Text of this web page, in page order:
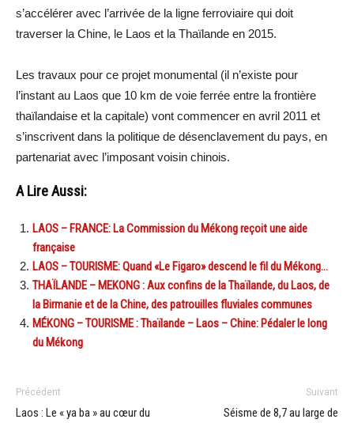
s’accélérer avec l’arrivée de la ligne ferroviaire qui doit
traverser la Chine, le Laos et la Thaïlande en 2015.
Les travaux pour ce projet monumental (il n’existe pour
l’instant au Laos que 10 km de voie ferrée entre la frontière
thaïlandaise et la capitale) vont commencer en avril 2011 et
s’inscrivent dans la politique de désenclavement du pays, en
partenariat avec l’imposant voisin chinois.
A Lire Aussi:
LAOS – FRANCE: La Commission du Mékong reçoit une aide
française
LAOS – TOURISME: Quand «Le Figaro» descend le fil du Mékong…
THAÏLANDE – MEKONG : Aux confins de la Thaïlande, du Laos, de
la Birmanie et de la Chine, des patrouilles fluviales communes
MÉKONG – TOURISME : Thaïlande – Laos – Chine: Pédaler le long
du Mékong
Précédent
Laos : Le « ya ba » au cœur du
Suivant
Séisme de 8,7 au large de